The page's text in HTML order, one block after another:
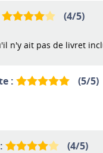
(4/5)
ait pas de livret
: (5/5)
(4/5)